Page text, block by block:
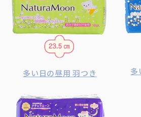
多い日の昼用 羽つき 多